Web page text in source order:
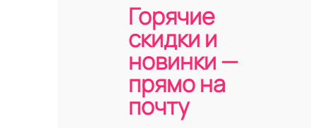
Горячие
скидки и
новинки —
прямо на
почту